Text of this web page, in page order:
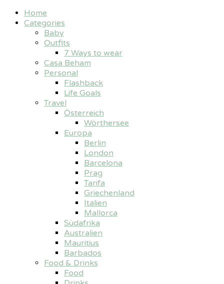
Home
Categories
Baby
Outfits
7 Ways to wear
Casa Beham
Personal
Flashback
Life Goals
Travel
Österreich
Wörthersee
Europa
Berlin
London
Barcelona
Prag
Tarifa
Griechenland
Italien
Mallorca
Südafrika
Australien
Mauritius
Barbados
Food & Drinks
Food